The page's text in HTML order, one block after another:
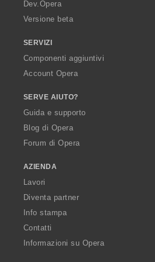
Dev.Opera
Versione beta
SERVIZI
Componenti aggiuntivi
Account Opera
SERVE AIUTO?
Guida e supporto
Blog di Opera
Forum di Opera
AZIENDA
Lavori
Diventa partner
Info stampa
Contatti
Informazioni su Opera